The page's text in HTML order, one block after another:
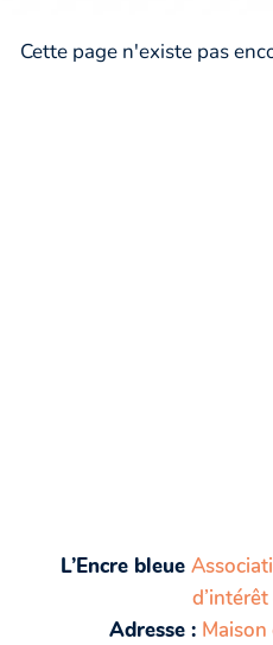
Cette page n'existe pas
L’Encre bleue
Adresse :